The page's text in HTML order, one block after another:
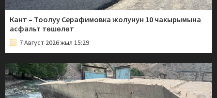
Кант – Тоолуу Серафимовка жолунун 10 чакырымына
асфальт төшөлөт
7 Август 2026 жыл 15:29